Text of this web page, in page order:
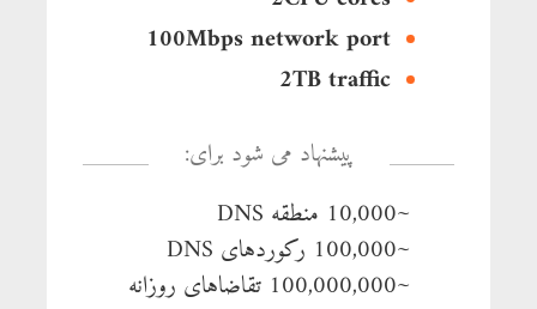
100Mbps network port
2TB traffic
پیشنهاد می شود برای:
~10,000 منطقه DNS
~100,000 رکوردهای DNS
~100,000,000 تقاضاهای روزانه